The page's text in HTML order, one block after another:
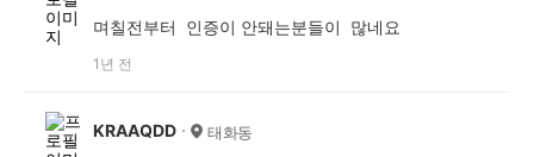
며칠전부터 인증이 안돼는분들이 많네요
1년 전
KRAAQDD 태화동